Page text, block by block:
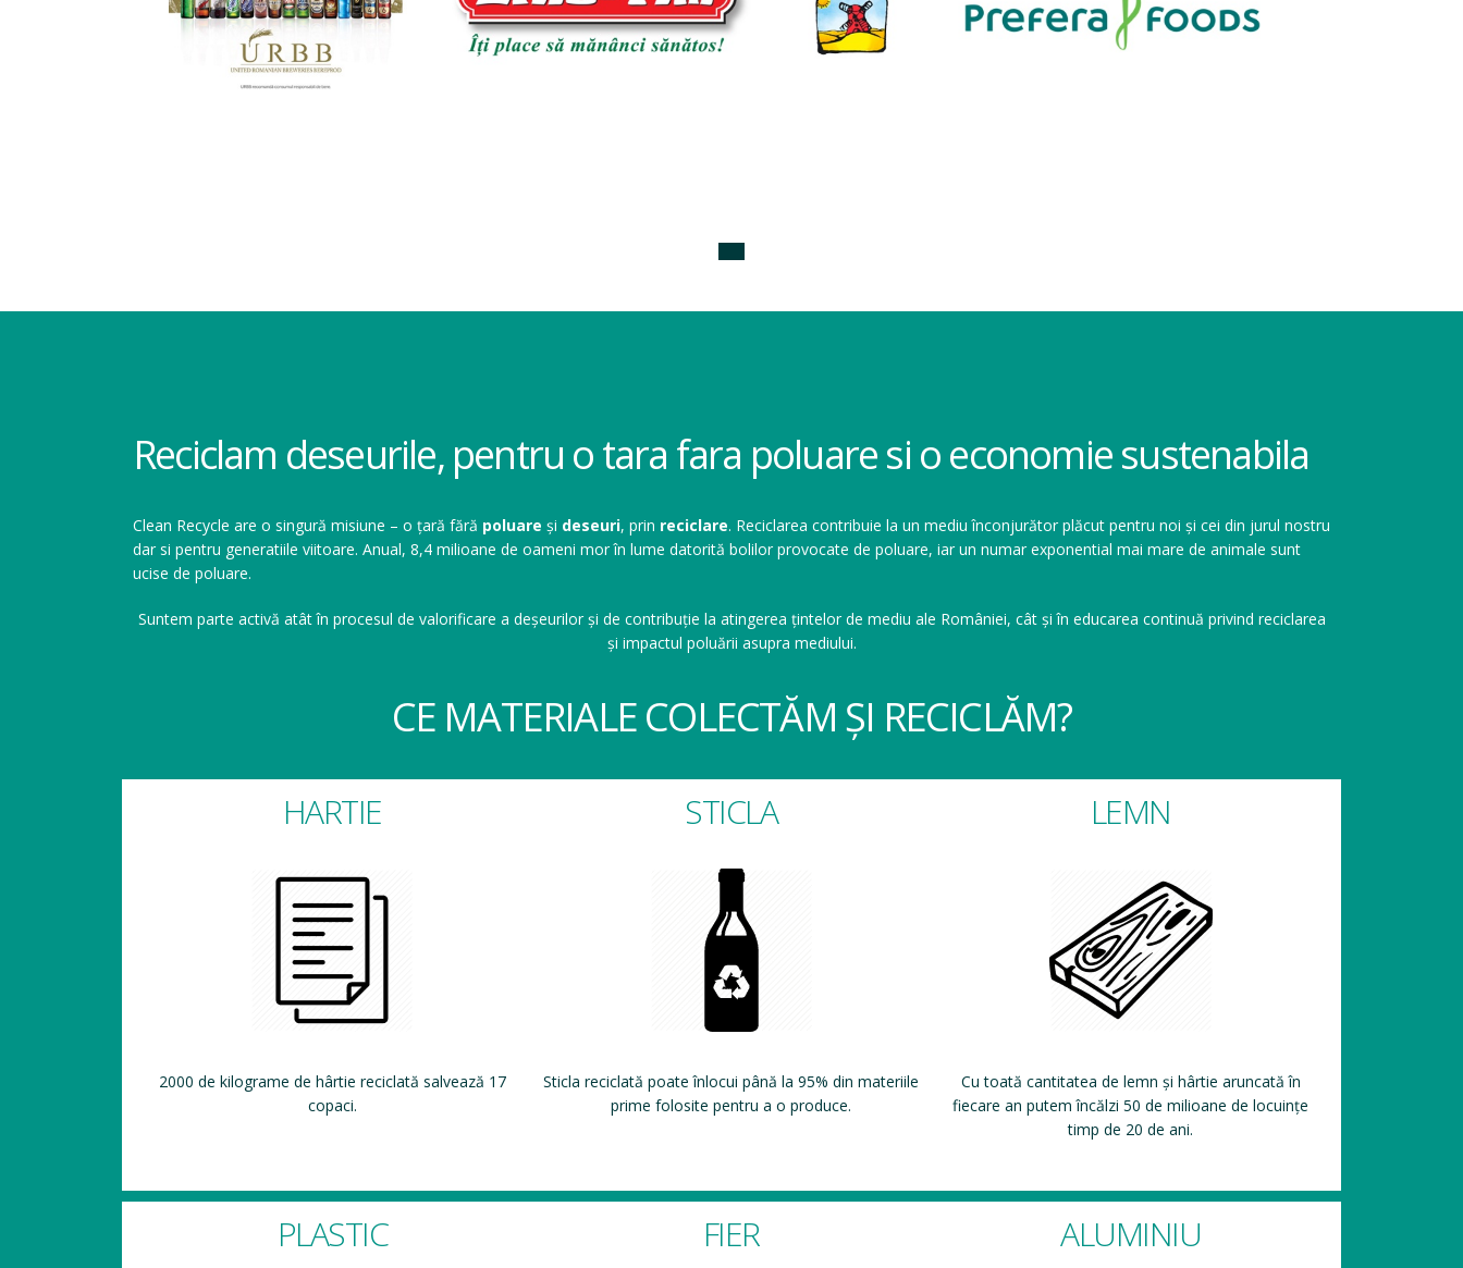
Reciclam deseurile, pentru o tara fara poluare si o economie sustenabila
Clean Recycle are o singură misiune – o țară fără poluare și deseuri, prin reciclare. Reciclarea contribuie la un mediu înconjurător plăcut pentru noi și cei din jurul nostru
dar si pentru generatiile viitoare. Anual, 8,4 milioane de oameni mor în lume datorită bolilor provocate de poluare, iar un numar exponential mai mare de animale sunt
ucise de poluare.
Suntem parte activă atât în procesul de valorificare a deșeurilor și de contribuție la atingerea țintelor de mediu ale României, cât și în educarea continuă privind reciclarea
și impactul poluării asupra mediului.
CE MATERIALE COLECTĂM ȘI RECICLĂM?
HARTIE
2000 de kilograme de hârtie reciclată salvează 17
copaci.
STICLA
Sticla reciclată poate înlocui până la 95% din materiile
prime folosite pentru a o produce.
LEMN
Cu toată cantitatea de lemn și hârtie aruncată în
fiecare an putem încălzi 50 de milioane de locuințe
timp de 20 de ani.
PLASTIC FIER ALUMINIU